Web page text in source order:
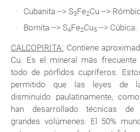
Cubanita --> S3Fe2Cu -->
Bornita --> S4Fe2Cu5 --> Cúbica.
CALCOPIRITA: Contiene
Cu. Es el mineral más
todo de pórfidos cupríferos.
permitido que las leyes de
disminuido paulatinamente,
han desarrollado técnicas de
grandes volúmenes. El 50%